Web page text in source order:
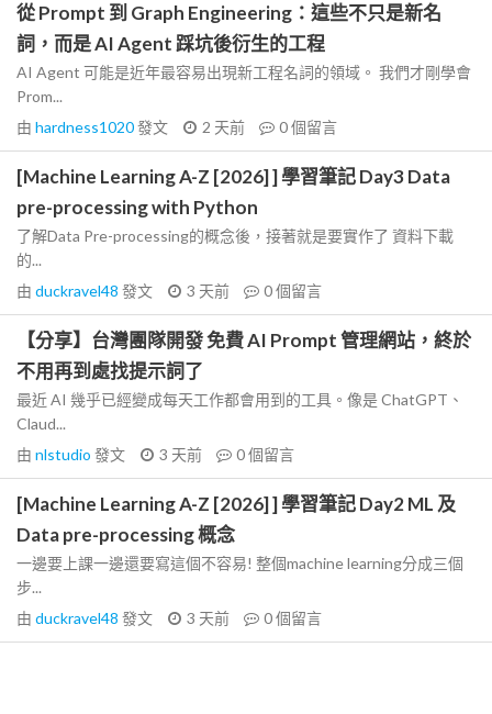
從 Prompt 到 Graph Engineering：這些不只是新名
詞，而是 AI Agent 踩坑後衍生的工程
AI Agent 可能是近年最容易出現新工程名詞的領域。 我們才剛學會
Prom...
由 hardness1020發文 2 天前 0個留言
[Machine Learning A-Z [2026] ] 學習筆記 Day3 Data
pre-processing with Python
了解Data Pre-processing的概念後，接著就是要實作了 資料下載
的...
由 duckravel48 發文 3 天前 0個留言
【分享】台灣團隊開發 免費 AI Prompt 管理網站，終於
不用再到處找提示詞了
最近 AI 幾乎已經變成每天工作都會用到的工具。像是 ChatGPT、
Claud...
由 nlstudio 發文 3 天前 0個留言
[Machine Learning A-Z [2026] ] 學習筆記 Day2 ML 及
Data pre-processing 概念
一邊要上課一邊還要寫這個不容易! 整個machine learning分成三個
步...
由 duckravel48 發文 3 天前 0個留言